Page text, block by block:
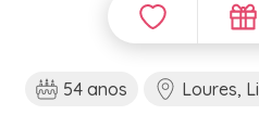
54 anos Loures,